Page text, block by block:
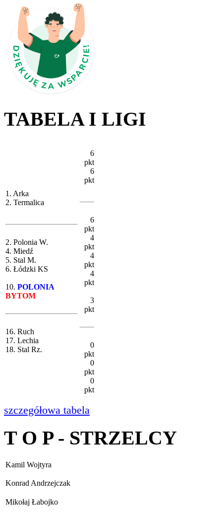
TABELA I LIGI
1. Arka
2. Termalica
2. Polonia W.
4. Miedź
5. Stal M.
6. Łódzki KS
10. POLONIA
BYTOM
16. Ruch
17. Lechia
18. Stal Rz.
6
pkt
6
pkt
6
pkt
4
pkt
4
pkt
4
pkt
3
pkt
0
pkt
0
pkt
0
pkt
szczegółowa tabela
T O P - STRZELCY
Kamil Wojtyra
Konrad Andrzejczak
Mikołaj Łabojko